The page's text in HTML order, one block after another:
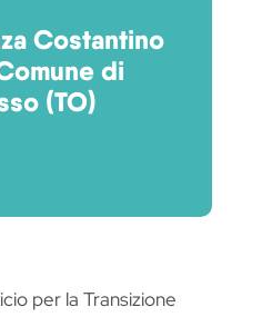
Costantino
di
(TO)
per la Transizione